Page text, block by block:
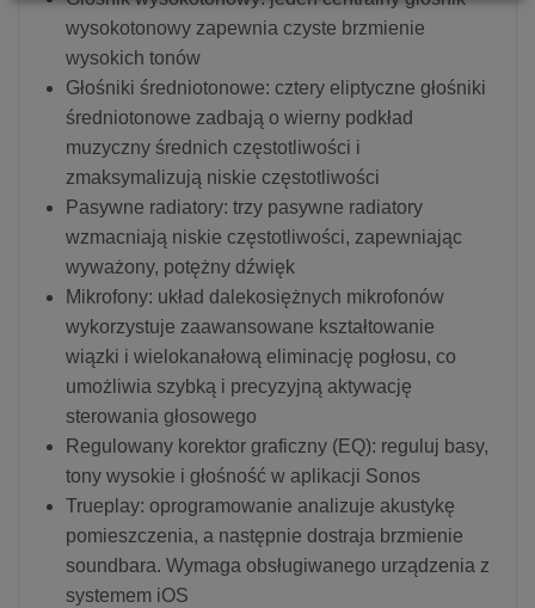
wysokotonowy zapewnia czyste brzmienie
wysokich tonów
Głośniki średniotonowe: cztery eliptyczne głośniki
średniotonowe zadbają o wierny podkład
muzyczny średnich częstotliwości i
zmaksymalizują niskie częstotliwości
Pasywne radiatory: trzy pasywne radiatory
wzmacniają niskie częstotliwości, zapewniając
wyważony, potężny dźwięk
Mikrofony: układ dalekosiężnych mikrofonów
wykorzystuje zaawansowane kształtowanie
wiązki i wielokanałową eliminację pogłosu, co
umożliwia szybką i precyzyjną aktywację
sterowania głosowego
Regulowany korektor graficzny (EQ): reguluj basy,
tony wysokie i głośność w aplikacji Sonos
Trueplay: oprogramowanie analizuje akustykę
pomieszczenia, a następnie dostraja brzmienie
soundbara. Wymaga obsługiwanego urządzenia z
systemem iOS